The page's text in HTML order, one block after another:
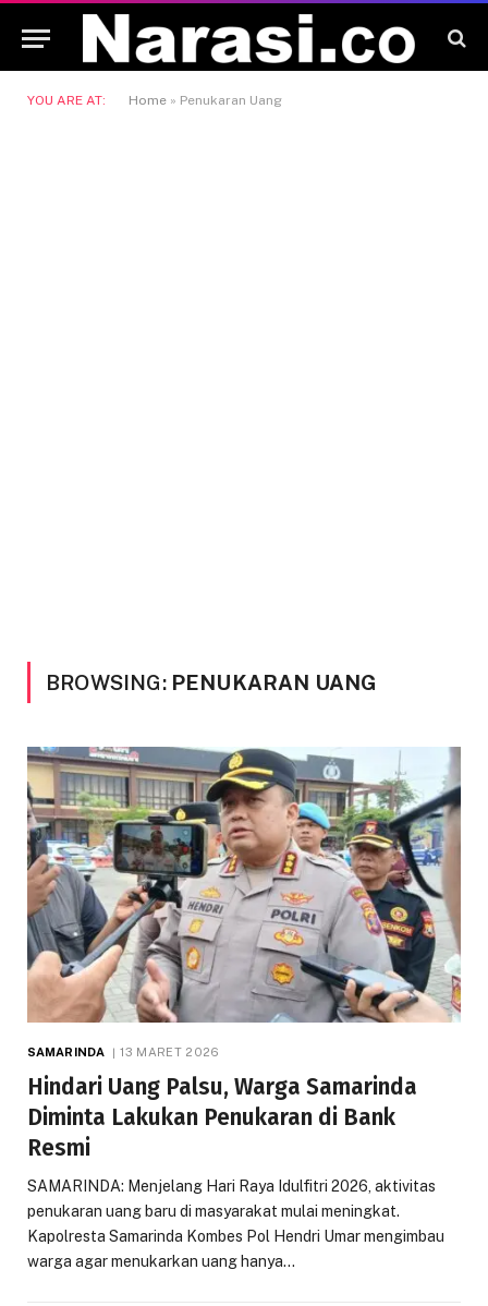
YOU ARE AT: Home » Penukaran Uang
BROWSING: PENUKARAN UANG
SAMARINDA 13 MARET 2026
Hindari Uang Palsu, Warga Samarinda
Diminta Lakukan Penukaran di Bank
Resmi
SAMARINDA: Menjelang Hari Raya Idulfitri 2026, aktivitas
penukaran uang baru di masyarakat mulai meningkat.
Kapolresta Samarinda Kombes Pol Hendri Umar mengimbau
warga agar menukarkan uang hanya…